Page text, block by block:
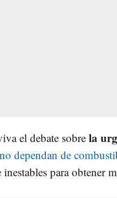
el debate sobre la
dependan de
para obtener